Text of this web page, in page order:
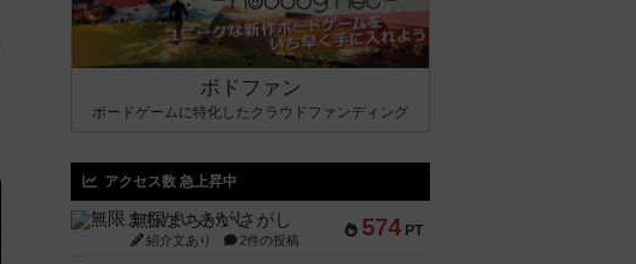
ボドファン
ボードゲームに特化したクラウドファンディング
アクセス数 急上昇中
574 PT
無限まちがいさがし
紹介文あり 2件の投稿